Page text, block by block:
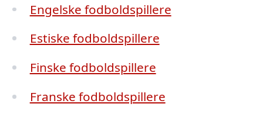
Engelske fodboldspillere
Estiske fodboldspillere
Finske fodboldspillere
Franske fodboldspillere